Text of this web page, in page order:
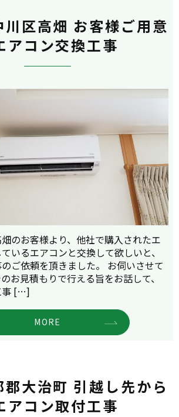
区高畑 お客様ご用意
アコン交換工事
のお客様より、他社で購入されたエ
いるエアコンと交換して欲しいと、
ご依頼を頂きました。 お伺いさせて
お見積もりで行える旨をお話して、
事 […]
MORE
大治町 引越し先から
アコン取付工事